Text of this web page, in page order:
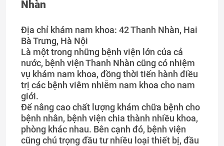
Nhàn
Địa chỉ khám nam khoa: 42 Thanh Nhàn, Hai
Bà Trưng, Hà Nội
Là một trong những bệnh viện lớn của cả
nước, bệnh viện Thanh Nhàn cũng có nhiệm
vụ khám nam khoa, đồng thời tiến hành điều
trị các bệnh viêm nhiễm nam khoa cho nam
giới.
Để nâng cao chất lượng khám chữa bệnh cho
bệnh nhân, bệnh viện chia thành nhiều khoa,
phòng khác nhau. Bên cạnh đó, bệnh viện
cũng chú trọng đầu tư nhiều loại thiết bị, đầu